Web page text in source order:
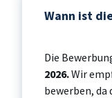
Wann ist
Die
2026.Wir
bewerben,